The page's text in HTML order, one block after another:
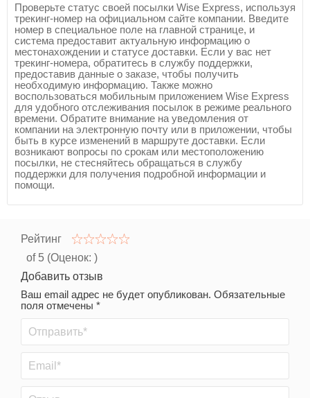
Проверьте статус своей посылки Wise Express, используя
трекинг-номер на официальном сайте компании. Введите
номер в специальное поле на главной странице, и
система предоставит актуальную информацию о
местонахождении и статусе доставки. Если у вас нет
трекинг-номера, обратитесь в службу поддержки,
предоставив данные о заказе, чтобы получить
необходимую информацию. Также можно
воспользоваться мобильным приложением Wise Express
для удобного отслеживания посылок в режиме реального
времени. Обратите внимание на уведомления от
компании на электронную почту или в приложении, чтобы
быть в курсе изменений в маршруте доставки. Если
возникают вопросы по срокам или местоположению
посылки, не стесняйтесь обращаться в службу
поддержки для получения подробной информации и
помощи.
Рейтинг
of 5 (Оценок: )
Добавить отзыв
Ваш email адрес не будет опубликован. Обязательные
поля отмечены *